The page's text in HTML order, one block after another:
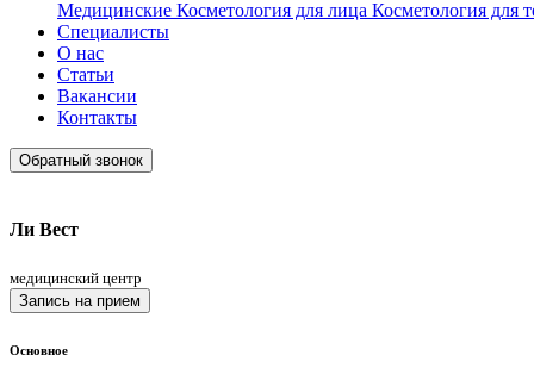
Медицинские Косметология для лица Косметология для
Специалисты
О нас
Статьи
Вакансии
Контакты
Обратный звонок
Ли Вест
медицинский центр
Запись на прием
Основное